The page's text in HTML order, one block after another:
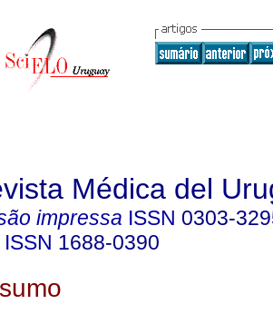
Médica del
impressa ISSN 0303-
ISSN 1688-0390